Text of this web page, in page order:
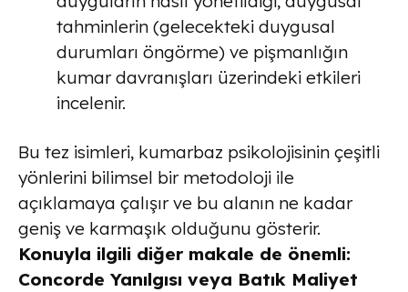
tahminlerin (gelecekteki duygusal
durumları öngörme) ve pişmanlığın
kumar davranışları üzerindeki etkileri
incelenir.
Bu tez isimleri, kumarbaz psikolojisinin çeşitli
yönlerini bilimsel bir metodoloji ile
açıklamaya çalışır ve bu alanın ne kadar
geniş ve karmaşık olduğunu gösterir.
Konuyla ilgili diğer makale de önemli:
Concorde Yanılgısı veya Batık Maliyet